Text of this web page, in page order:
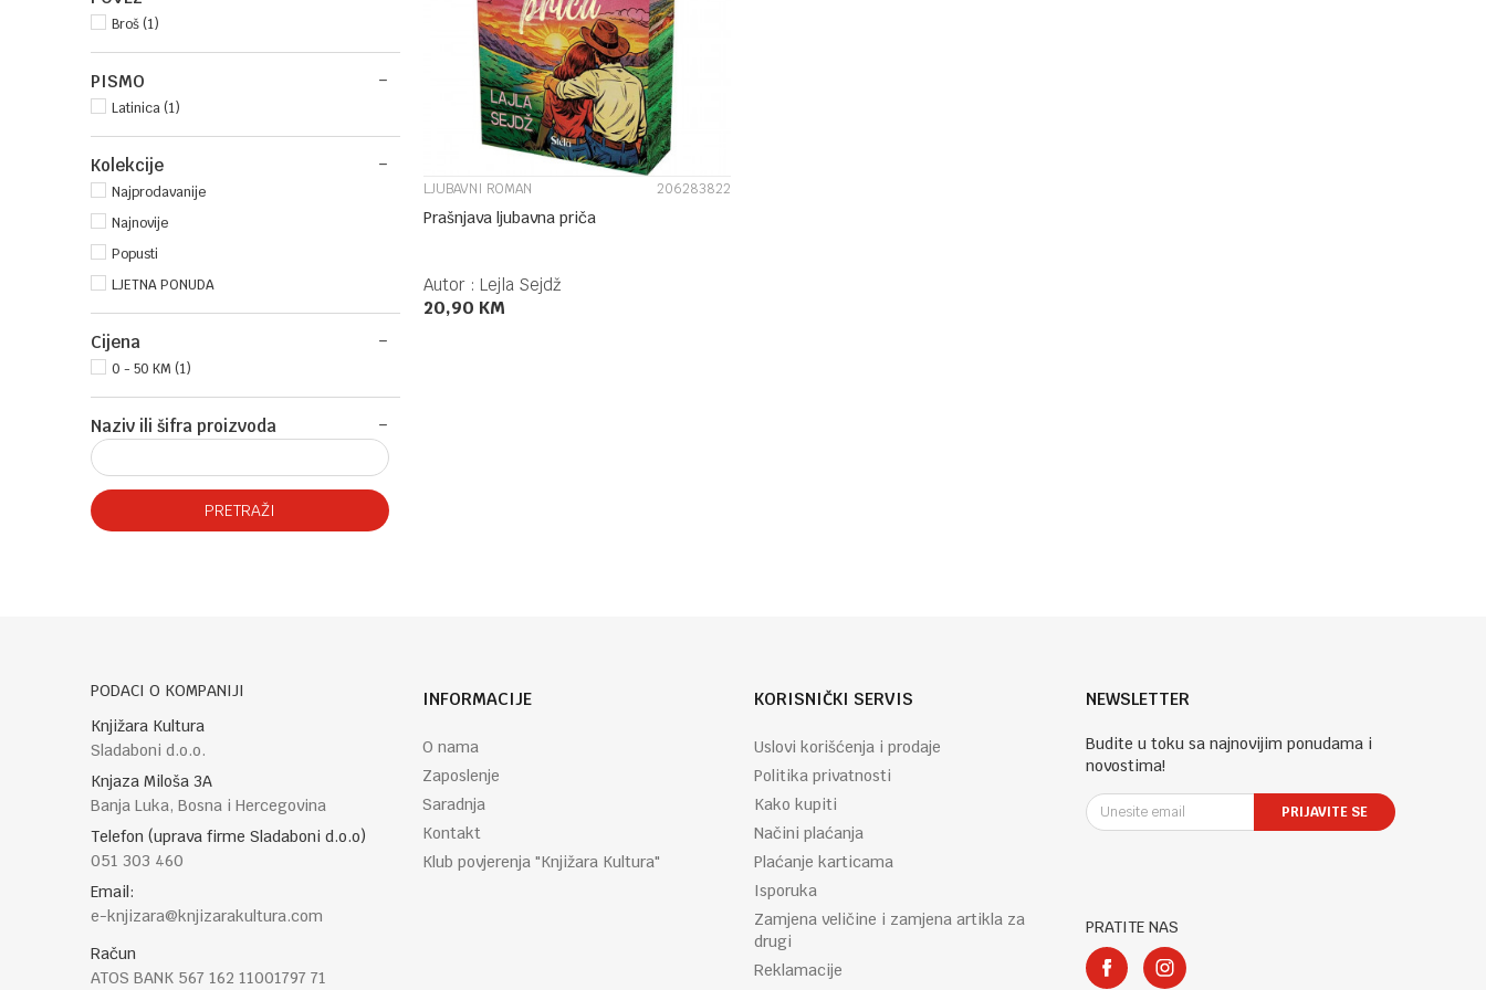
Broš (1)
PISMO
Latinica (1)
Kolekcije
Najprodavanije
Najnovije
Popusti
LJETNA PONUDA
Cijena
0 - 50 KM (1)
Naziv ili šifra proizvoda
PRETRAŽI
UPOREDI
LJUBAVNI ROMAN 206283822
Prašnjava ljubavna priča
Autor : Lejla Sejdž
20,90 KM
PODACI O KOMPANIJI
Knjižara Kultura
Sladaboni d.o.o.
Knjaza Miloša 3A
Banja Luka, Bosna i Hercegovina
Telefon (uprava firme Sladaboni d.o.o)
051 303 460
Email:
e-knjizara@knjizarakultura.com
Račun
ATOS BANK 567 162 11001797 71
INFORMACIJE
O nama
Zaposlenje
Saradnja
Kontakt
Klub povjerenja "Knjižara Kultura"
KORISNIČKI SERVIS
Uslovi korišćenja i prodaje
Politika privatnosti
Kako kupiti
Načini plaćanja
Plaćanje karticama
Isporuka
Zamjena veličine i zamjena artikla za
drugi
Reklamacije
NEWSLETTER
Budite u toku sa najnovijim ponudama i
novostima!
PRIJAVITE SE
PRATITE NAS